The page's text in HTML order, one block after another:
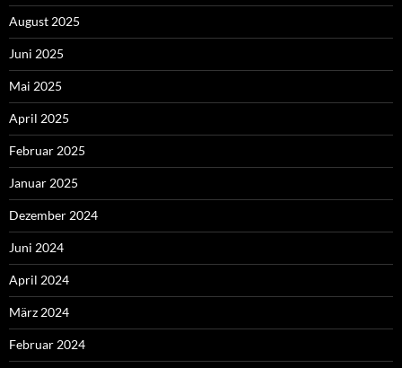
August 2025
Juni 2025
Mai 2025
April 2025
Februar 2025
Januar 2025
Dezember 2024
Juni 2024
April 2024
März 2024
Februar 2024